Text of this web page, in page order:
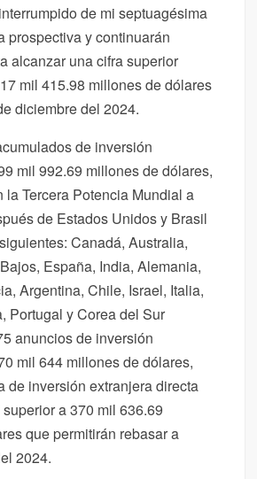
de mi septuagésima
prospectiva y continuarán
alcanzar una cifra superior
mil 415.98 millones de dólares
diciembre del 2024.
de inversión
mil 992.69 millones de dólares,
la Tercera Potencia Mundial a
de Estados Unidos y Brasil
Canadá, Australia,
España, India, Alemania,
Argentina, Chile, Israel, Italia,
Portugal y Corea del Sur
anuncios de inversión
mil 644 millones de dólares,
de inversión extranjera directa
a 370 mil 636.69
que permitirán rebasar a
2024.